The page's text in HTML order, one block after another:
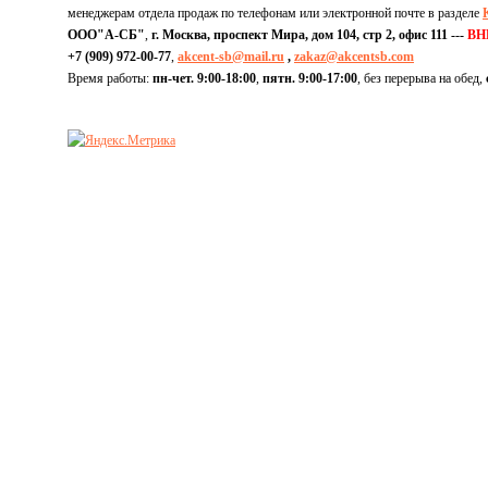
менеджерам отдела продаж по телефонам или электронной почте в разделе
ООО"А-СБ", г. Москва, проспект Мира, дом 104, стр 2, офис 111 ---
+7 (909) 972-00-77, akcent-sb@mail.ru , zakaz@akcentsb.com
Время работы: пн-чет. 9:00-18:00, пятн. 9:00-17:00, без перерыва на обед,